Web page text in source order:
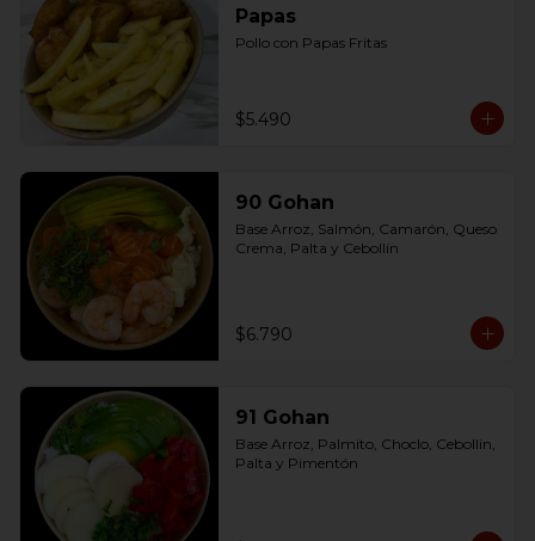
Papas
Pollo con Papas Fritas
$5.490
90 Gohan
Base Arroz, Salmón, Camarón, Queso
Crema, Palta y Cebollín
$6.790
91 Gohan
Base Arroz, Palmito, Choclo, Cebollin,
Palta y Pimentón